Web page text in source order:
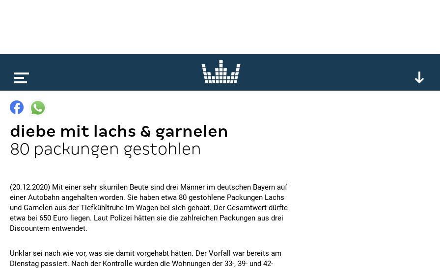
diebe mit lachs & garnelen
80 packungen gestohlen
(20.12.2020) Mit einer sehr skurrilen Beute sind drei Männer im deutschen Bayern auf
einer Autobahn angehalten worden. Sie haben etwa 80 gestohlene Packungen Lachs
und Garnelen aus der Tiefkühltruhe im Wagen bei sich gehabt. Der Gesamtwert dürfte
etwa bei 650 Euro liegen. Laut Polizei hätten sie die zahlreichen Packungen aus drei
Discountern entwendet.
Unklar sei nach wie vor, was sie damit vorgehabt hätten. Der Vorfall war bereits am
Dienstag passiert. Nach der Kontrolle wurden die Wohnungen der 33-, 39- und 42-